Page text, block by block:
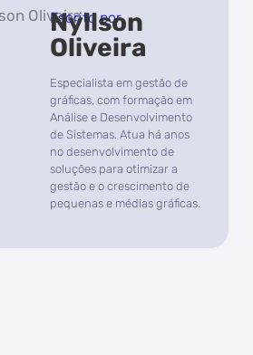
Escrito por
Nyllson
Oliveira
Especialista em gestão de
gráficas, com formação em
Análise e Desenvolvimento
de Sistemas. Atua há anos
no desenvolvimento de
soluções para otimizar a
gestão e o crescimento de
pequenas e médias gráficas.